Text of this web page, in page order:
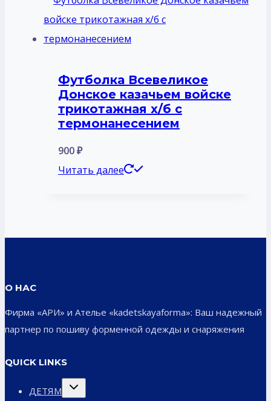
Футболка Всевеликое
Донское казачьем войске
трикотажная х/б с
термонанесением
900₽
Читать далее
О НАС
Фирма «АРИ» и Ателье «kadetskayaforma»: Ваш надежный
партнер по пошиву форменной одежды и снаряжения
QUICK LINKS
ДЕТЯМ
Переключить